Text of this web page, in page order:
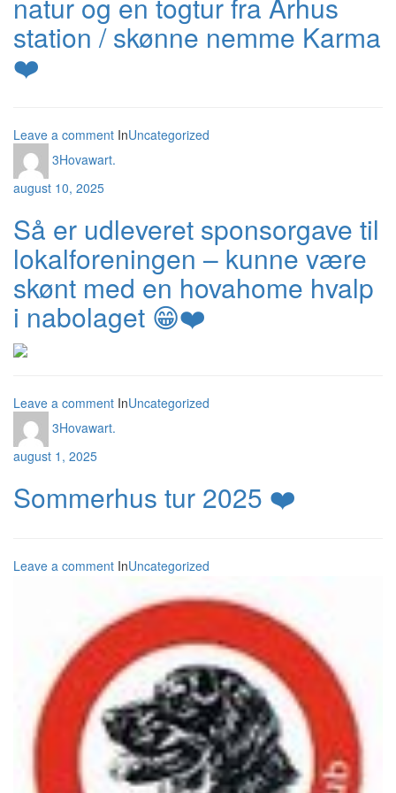
station / skønne nemme Karma
❤️
Leave a comment InUncategorized
3Hovawart.
august 10, 2025
Så er udleveret sponsorgave til
lokalforeningen – kunne være
skønt med en hovahome hvalp
i nabolaget 😁❤️
Leave a comment InUncategorized
3Hovawart.
august 1, 2025
Sommerhus tur 2025 ❤️
Leave a comment InUncategorized